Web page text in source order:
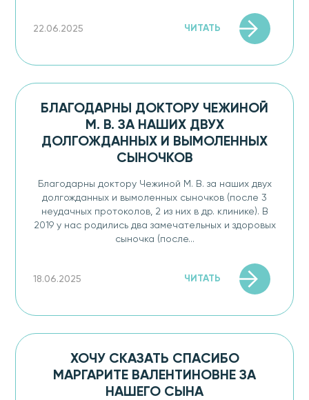
22.06.2025 ЧИТАТЬ
БЛАГОДАРНЫ ДОКТОРУ ЧЕЖИНОЙ
М. В. ЗА НАШИХ ДВУХ
ДОЛГОЖДАННЫХ И ВЫМОЛЕННЫХ
СЫНОЧКОВ
Благодарны доктору Чежиной М. В. за наших двух
долгожданных и вымоленных сыночков (после 3
неудачных протоколов, 2 из них в др. клинике). В
2019 у нас родились два замечательных и здоровых
сыночка (после...
18.06.2025 ЧИТАТЬ
ХОЧУ СКАЗАТЬ СПАСИБО
МАРГАРИТЕ ВАЛЕНТИНОВНЕ ЗА
НАШЕГО СЫНА